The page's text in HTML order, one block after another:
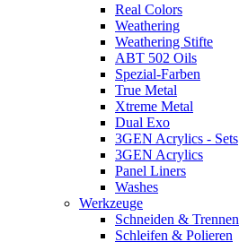
Real Colors
Weathering
Weathering Stifte
ABT 502 Oils
Spezial-Farben
True Metal
Xtreme Metal
Dual Exo
3GEN Acrylics - Sets
3GEN Acrylics
Panel Liners
Washes
Werkzeuge
Schneiden & Trennen
Schleifen & Polieren